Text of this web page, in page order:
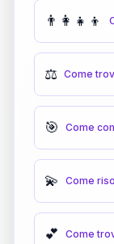
👨‍👩‍👧‍👦
⚖️ Come
🎯 Come
💫 Come
💕 Come